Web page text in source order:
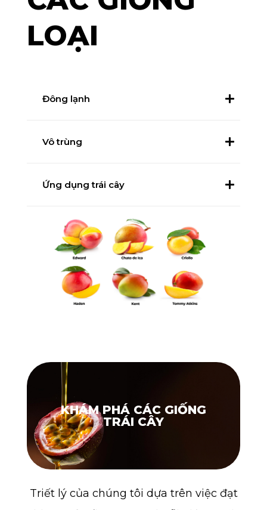
LOẠI
Đông lạnh
Vô trùng
Ứng dụng trái cây
KHÁM PHÁ CÁC GIỐNG
TRÁI CÂY
Triết lý của chúng tôi dựa trên việc đạt